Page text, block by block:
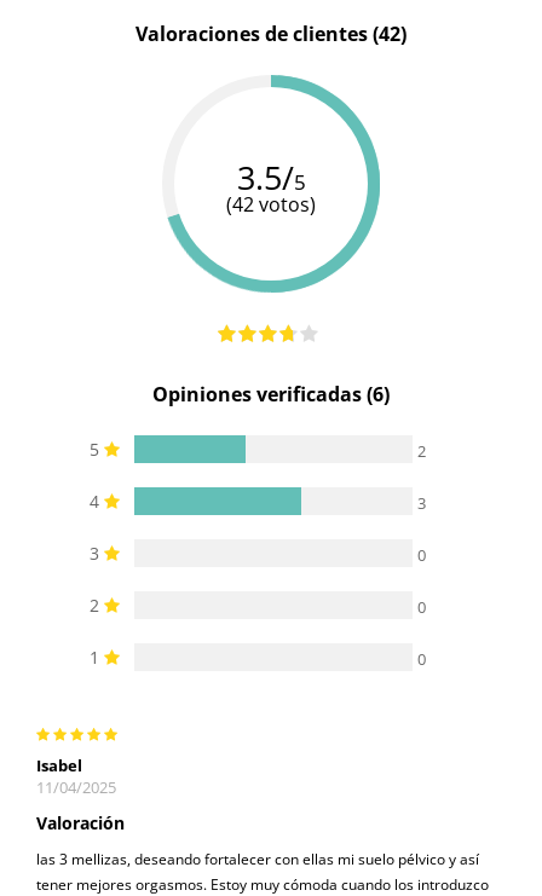
Valoraciones de clientes (42)
3.5/5
(42 votos)
Opiniones verificadas (6)
5 2
4 3
3 0
2 0
1 0
Isabel
11/04/2025
Valoración
las 3 mellizas, deseando fortalecer con ellas mi suelo pélvico y así
tener mejores orgasmos. Estoy muy cómoda cuando los introduzco